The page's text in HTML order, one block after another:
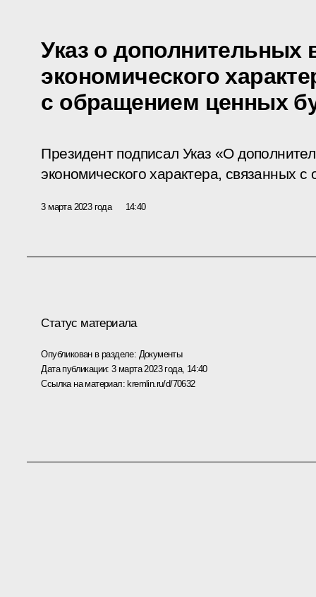
Указ о
экономического
с обращением ценных
Президент подписал Указ «О
экономического характера, связанных
3 марта 2023 года 14:40
Статус материала
Опубликован в разделе: Документы
Дата публикации:3 марта 2023 года, 14:40
Ссылка на материал: kremlin.ru/d/70632